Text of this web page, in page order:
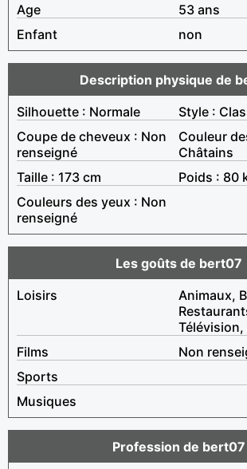
Age
53 ans
Enfant
non
Description physique de
Silhouette : Normale
Style :
Coupe de cheveux : Non
renseigné
Couleur
Châtains
Taille : 173 cm
Poids : 80
Couleurs des yeux : Non
renseigné
Les goûts de bert07
Loisirs
Animaux,
Films
Non
Sports
Musiques
Profession de bert07